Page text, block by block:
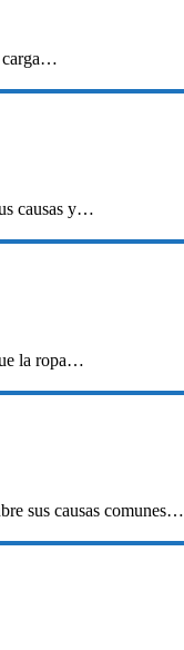
carga…
causas y…
la ropa…
sus causas comunes…